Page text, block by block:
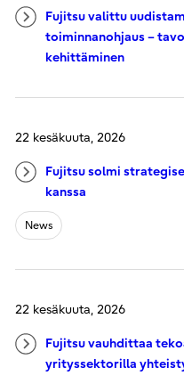
Fujitsu valittu
toiminnanohjaus –
kehittäminen
22 kesäkuuta, 2026
Fujitsu solmi
kanssa
News
22 kesäkuuta, 2026
Fujitsu vauhdittaa
yrityssektorilla